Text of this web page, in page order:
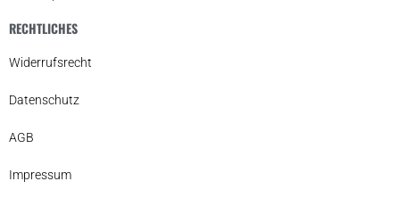
RECHTLICHES
Widerrufsrecht
Datenschutz
AGB
Impressum